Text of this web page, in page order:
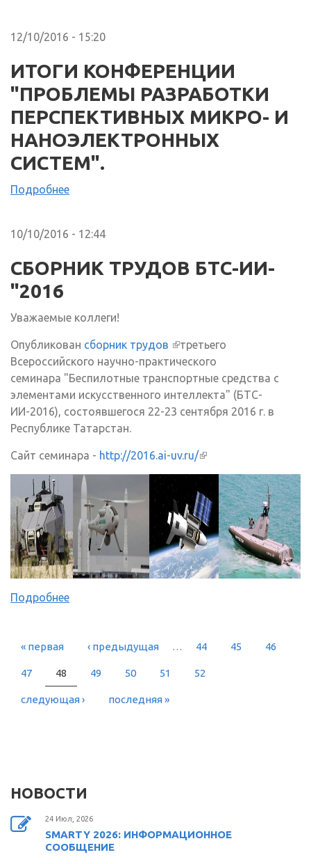
12/10/2016 - 15:20
ИТОГИ КОНФЕРЕНЦИИ
"ПРОБЛЕМЫ РАЗРАБОТКИ
ПЕРСПЕКТИВНЫХ МИКРО- И
НАНОЭЛЕКТРОННЫХ
СИСТЕМ".
Подробнее
10/10/2016 - 12:44
СБОРНИК ТРУДОВ БТС-ИИ-
"2016
Уважаемые коллеги!
Опубликован сборник трудов (внешняя ссылка)
третьего
Всероссийского научно-практического
семинара "Беспилотные транспортные средства с
элементами искусственного интеллекта" (БТС-
ИИ-2016), состоявшегося 22-23 сентября 2016 г. в
Республике Татарстан.
Сайт семинара - http://2016.ai-uv.ru/(внешняя ссылка)
Подробнее
СТРАНИЦЫ
« первая ‹ предыдущая … 44 45 46
47 48 49 50 51 52
следующая › последняя »
НОВОСТИ
24 Июл, 2026
SMARTY 2026: ИНФОРМАЦИОННОЕ
СООБЩЕНИЕ